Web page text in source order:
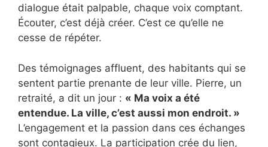
dialogue était palpable, chaque voix comptant.
Écouter, c’est déjà créer. C’est ce qu’elle ne
cesse de répéter.
Des témoignages affluent, des habitants qui se
sentent partie prenante de leur ville. Pierre, un
retraité, a dit un jour : « Ma voix a été
entendue. La ville, c’est aussi mon endroit. »
L’engagement et la passion dans ces échanges
sont contagieux. La participation crée du lien,